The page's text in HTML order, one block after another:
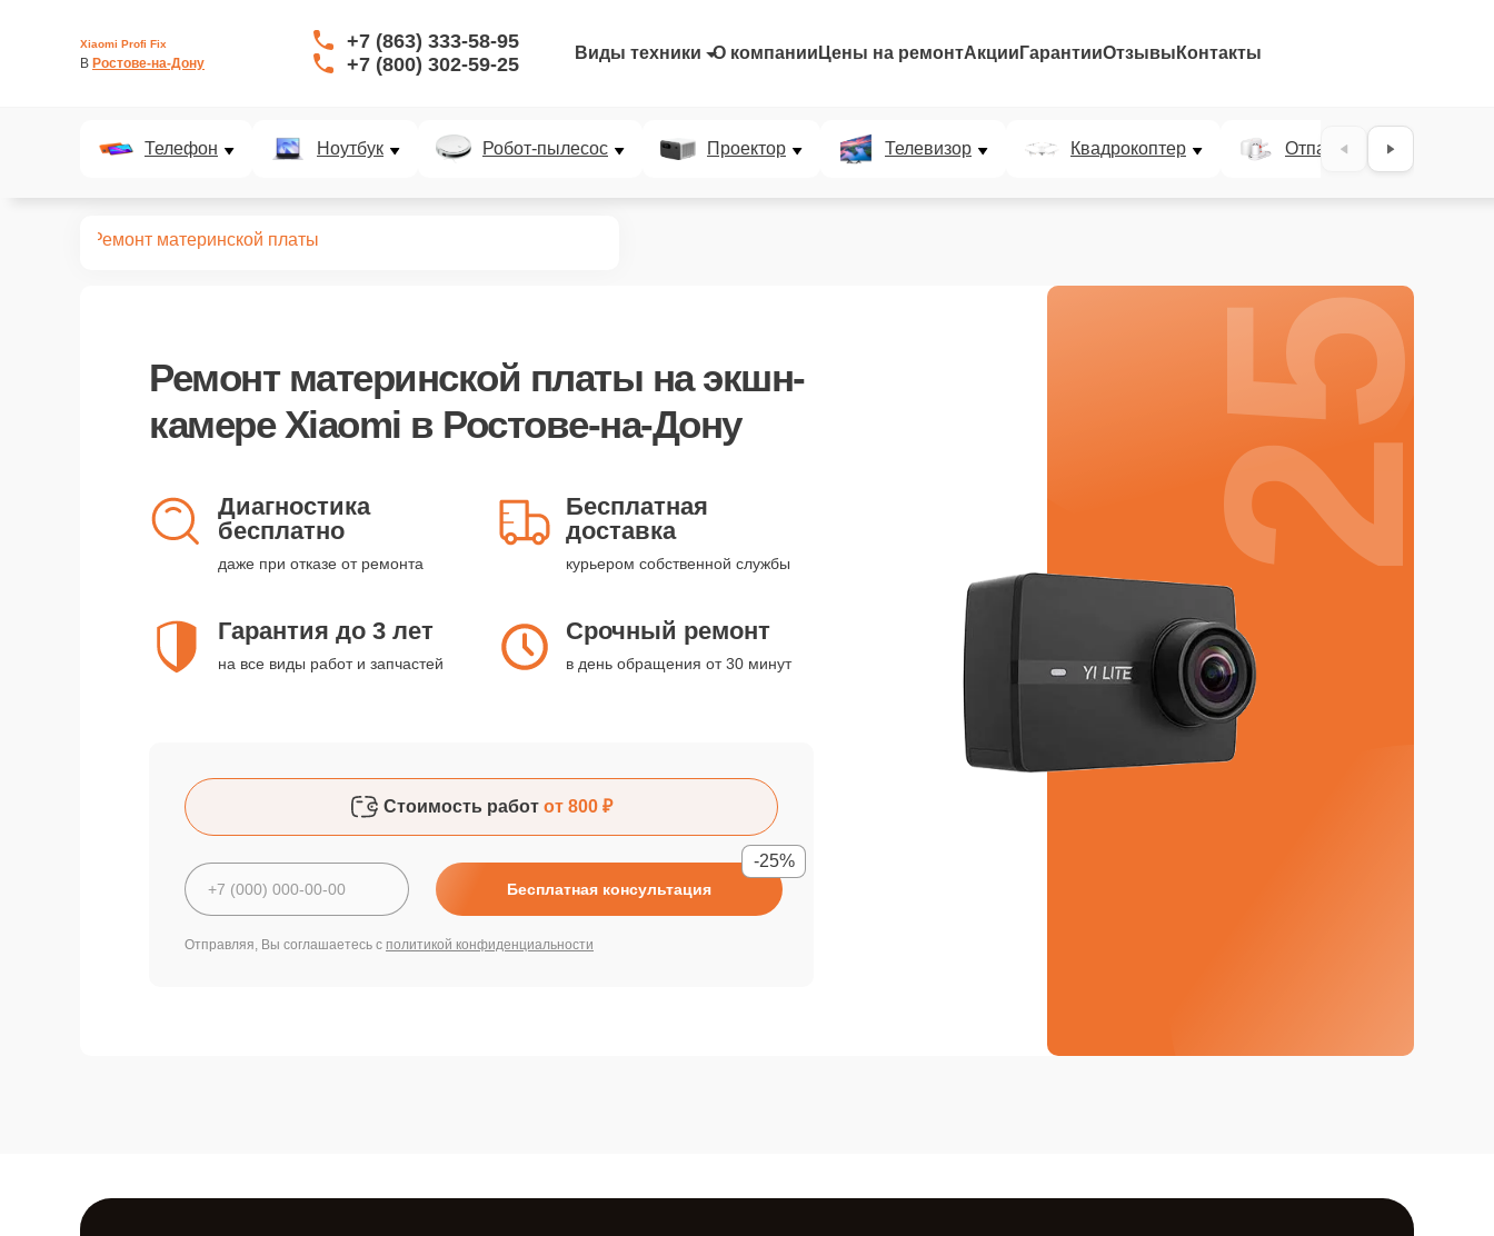
Xiaomi Profi Fix
В Ростове-на-Дону
+7 (863) 333-58-95
+7 (800) 302-59-25
Виды техники О компании Цены на ремонтАкции ГарантииОтзывы Контакты
Телефон Ноутбук Робот-пылесос Проектор Телевизор Квадрокоптер Отпариватель
Ремонт материнской платы
Ремонт материнской платы на экшн-
камере Xiaomi в Ростове-на-Дону
Диагностика
бесплатно
даже при отказе от ремонта
Бесплатная
доставка
курьером собственной службы
Гарантия до 3 лет
на все виды работ и запчастей
Срочный ремонт
в день обращения от 30 минут
Стоимость работ от 800 ₽
Бесплатная консультация
-25%
Отправляя, Вы соглашаетесь с политикой конфиденциальности
25%